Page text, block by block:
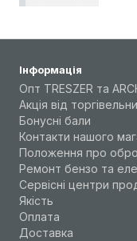
Інформація
Опт TRESZER та
Акція від
Бонусні бали
Контакти нашого
Положення про
Ремонт бензо та
Сервісні центри
Якість
Оплата
Доставка